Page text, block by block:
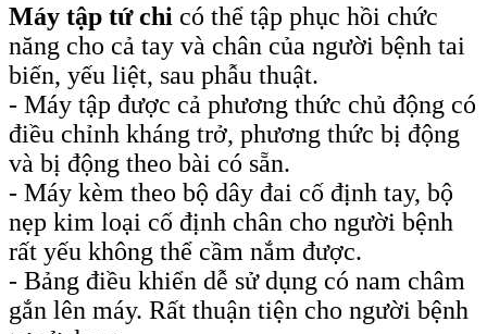
Máy tập tứ chi có thể tập phục hồi chức
năng cho cả tay và chân của người bệnh tai
biến, yếu liệt, sau phẫu thuật.
- Máy tập được cả phương thức chủ động có
điều chỉnh kháng trở, phương thức bị động
và bị động theo bài có sẵn.
- Máy kèm theo bộ dây đai cố định tay, bộ
nẹp kim loại cố định chân cho người bệnh
rất yếu không thể cầm nắm được.
- Bảng điều khiển dễ sử dụng có nam châm
gắn lên máy. Rất thuận tiện cho người bệnh